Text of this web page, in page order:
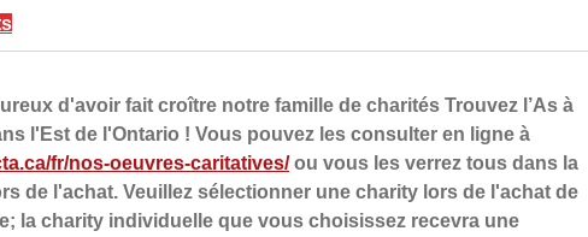
d'avoir fait croître notre famille de charités Trouvez l’As à
l'Est de l'Ontario ! Vous pouvez les consulter en ligne à
fr/nos-oeuvres-caritatives/ ou vous les verrez tous dans la
de l'achat. Veuillez sélectionner une charity lors de l'achat de
la charity individuelle que vous choisissez recevra une